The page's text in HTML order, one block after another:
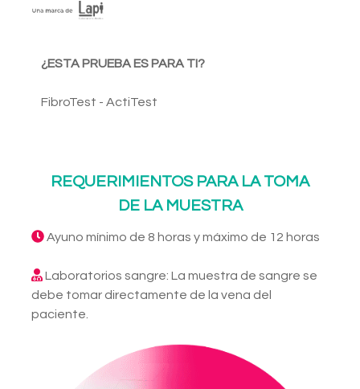
¿ESTA PRUEBA ES PARA TI?
FibroTest - ActiTest
REQUERIMIENTOS PARA LA TOMA
DE LA MUESTRA
Ayuno mínimo de 8 horas y máximo de 12 horas
Laboratorios sangre: La muestra de sangre se
debe tomar directamente de la vena del
paciente.